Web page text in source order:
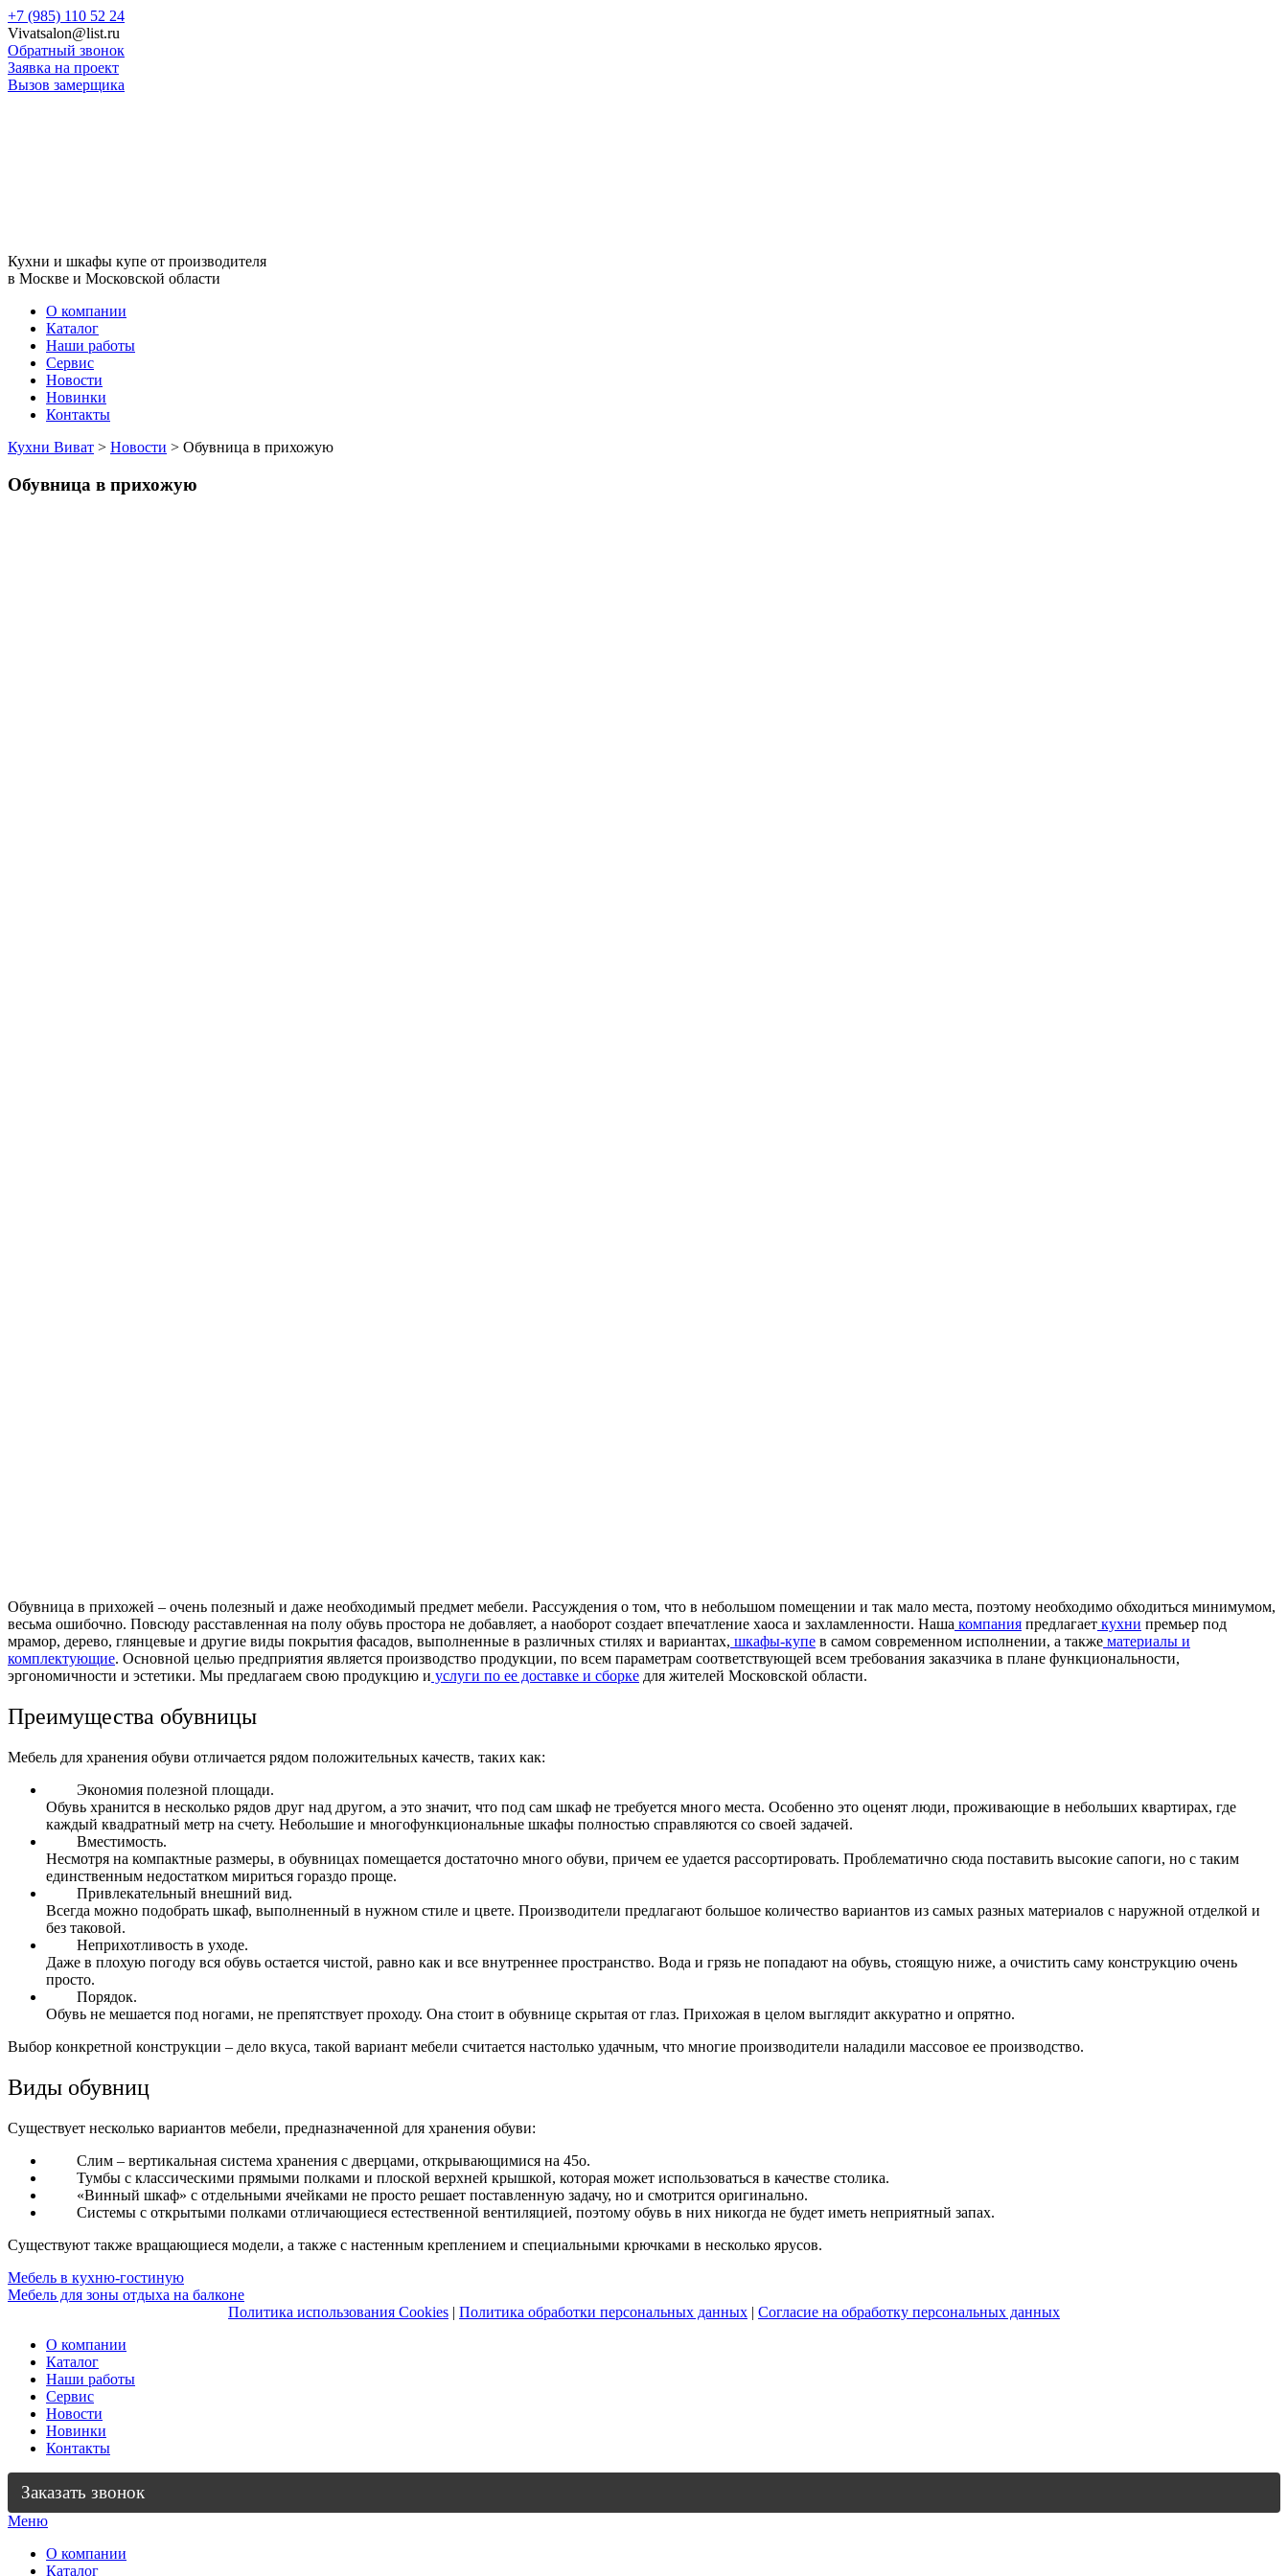
Skip
to
content
+7 (985) 110 52 24
Vivatsalon@list.ru
Обратный звонок
Заявка на проект
Вызов замерщика
Кухни и шкафы купе от производителя
в Москве и Московской области
О компании
Каталог
Наши работы
Сервис
Новости
Новинки
Контакты
Кухни Виват > Новости > Обувница в прихожую
Обувница в прихожую
Обувница в прихожей – очень полезный и даже необходимый предмет мебели. Рассуждения о том, что в небольшом помещении и так мало места, поэтому необходимо обходиться минимумом,
весьма ошибочно. Повсюду расставленная на полу обувь простора не добавляет, а наоборот создает впечатление хаоса и захламленности. Наша компания предлагает кухни премьер под
мрамор, дерево, глянцевые и другие виды покрытия фасадов, выполненные в различных стилях и вариантах, шкафы-купе в самом современном исполнении, а также материалы и
комплектующие. Основной целью предприятия является производство продукции, по всем параметрам соответствующей всем требования заказчика в плане функциональности,
эргономичности и эстетики. Мы предлагаем свою продукцию и услуги по ее доставке и сборке для жителей Московской области.
Преимущества обувницы
Мебель для хранения обуви отличается рядом положительных качеств, таких как:
Экономия полезной площади.
Обувь хранится в несколько рядов друг над другом, а это значит, что под сам шкаф не требуется много места. Особенно это оценят люди, проживающие в небольших квартирах, где
каждый квадратный метр на счету. Небольшие и многофункциональные шкафы полностью справляются со своей задачей.
Вместимость.
Несмотря на компактные размеры, в обувницах помещается достаточно много обуви, причем ее удается рассортировать. Проблематично сюда поставить высокие сапоги, но с таким
единственным недостатком мириться гораздо проще.
Привлекательный внешний вид.
Всегда можно подобрать шкаф, выполненный в нужном стиле и цвете. Производители предлагают большое количество вариантов из самых разных материалов с наружной отделкой и
без таковой.
Неприхотливость в уходе.
Даже в плохую погоду вся обувь остается чистой, равно как и все внутреннее пространство. Вода и грязь не попадают на обувь, стоящую ниже, а очистить саму конструкцию очень
просто.
Порядок.
Обувь не мешается под ногами, не препятствует проходу. Она стоит в обувнице скрытая от глаз. Прихожая в целом выглядит аккуратно и опрятно.
Выбор конкретной конструкции – дело вкуса, такой вариант мебели считается настолько удачным, что многие производители наладили массовое ее производство.
Виды обувниц
Существует несколько вариантов мебели, предназначенной для хранения обуви:
Слим – вертикальная система хранения с дверцами, открывающимися на 45о.
Тумбы с классическими прямыми полками и плоской верхней крышкой, которая может использоваться в качестве столика.
«Винный шкаф» с отдельными ячейками не просто решает поставленную задачу, но и смотрится оригинально.
Системы с открытыми полками отличающиеся естественной вентиляцией, поэтому обувь в них никогда не будет иметь неприятный запах.
Существуют также вращающиеся модели, а также с настенным креплением и специальными крючками в несколько ярусов.
Навигация
по
Мебель в кухню-гостиную
Мебель для зоны отдыха на балконе
Политика использования Cookies | Политика обработки персональных данных | Согласие на обработку персональных данных
О компании
Каталог
Наши работы
Сервис
Новости
Новинки
Контакты
Заказать звонок
Меню
О компании
Каталог